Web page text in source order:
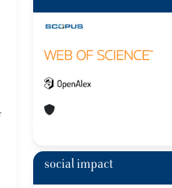
social impact